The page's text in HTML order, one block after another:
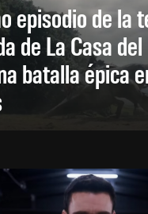
episodio de la
de La Casa
batalla épica